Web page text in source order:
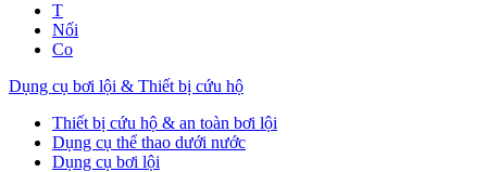
T
Nối
Co
Dụng cụ bơi lội & Thiết bị cứu hộ
Thiết bị cứu hộ & an toàn bơi lội
Dụng cụ thể thao dưới nước
Dụng cụ bơi lội